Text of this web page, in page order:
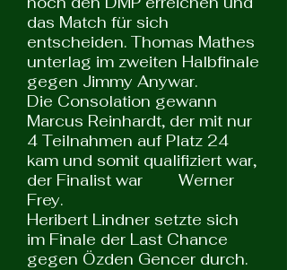
das Match für sich
entscheiden. Thomas Mathes
unterlag im zweiten Halbfinale
gegen Jimmy Anywar.
Die Consolation gewann
Marcus Reinhardt, der mit nur
4 Teilnahmen auf Platz 24
kam und somit qualifiziert war,
der Finalist war Werner
Frey.
Heribert Lindner setzte sich
im Finale der Last Chance
gegen Özden Gencer durch.